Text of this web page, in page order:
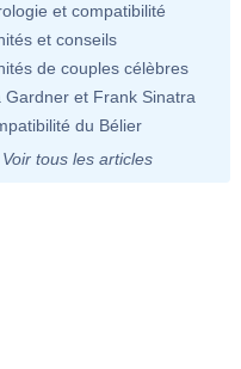
et compatibilité
et conseils
de couples célèbres
Gardner et Frank Sinatra
du Bélier
Voir tous les articles